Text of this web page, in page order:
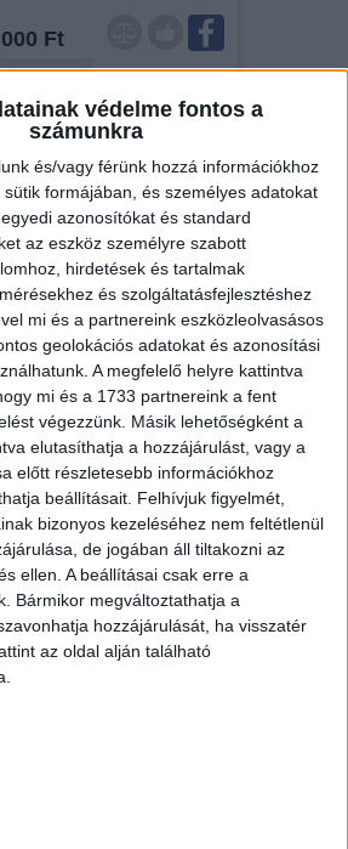
védelme fontos a
számunkra
és/vagy férünk hozzá információkhoz
formájában, és személyes adatokat
azonosítókat és standard
az eszköz személyre szabott
hirdetések és tartalmak
és szolgáltatásfejlesztéshez
mi és a partnereink eszközleolvasásos
geolokációs adatokat és azonosítási
A megfelelő helyre kattintva
mi és a 1733 partnereink a fent
végezzünk. Másik lehetőségként a
elutasíthatja a hozzájárulást, vagy a
előtt részletesebb információkhoz
beállításait. Felhívjuk figyelmét,
bizonyos kezeléséhez nem feltétlenül
de jogában áll tiltakozni az
ellen. A beállításai csak erre a
Bármikor megváltoztathatja a
hozzájárulását, ha visszatér
az oldal alján található
Ft
lakás (#181539)
Ft
szobák: 2